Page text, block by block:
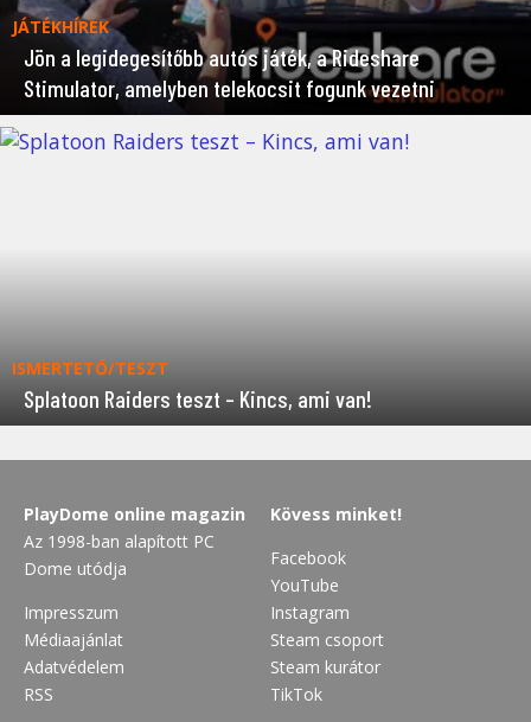
JÁTÉKHÍREK
Jön a legidegesítőbb autós játék, a Rideshare
Stimulator, amelyben telekocsit fogunk vezetni
ISMERTETŐ/TESZT
Splatoon Raiders teszt – Kincs, ami van!
PlayDome online magazin
Az 1998-ban alapított PC
Dome utódja
Impresszum
Médiaajánlat
Adatvédelem
RSS
Kövess minket!
Facebook
YouTube
Instagram
Steam csoport
Steam kurátor
TikTok